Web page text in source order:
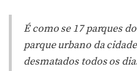
É como se 17 parques
parque urbano da
desmatados todos os